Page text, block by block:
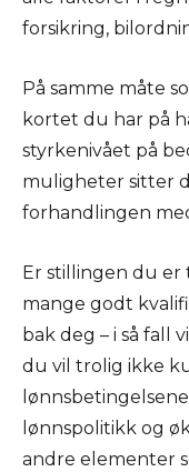
forsikring,
På samme måte
kortet du har på
styrkenivået på
muligheter sitter
forhandlingen
Er stillingen du
mange godt
bak deg – i så fall
du vil trolig ikke
lønnspolitikk og
andre elementer